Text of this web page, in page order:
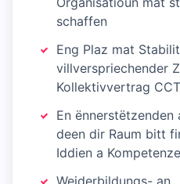
schaffen
Eng Plaz mat
villverspriechender
Kollektivvertrag
En ënnerstëtzenden
deen dir Raum bitt
Iddien a